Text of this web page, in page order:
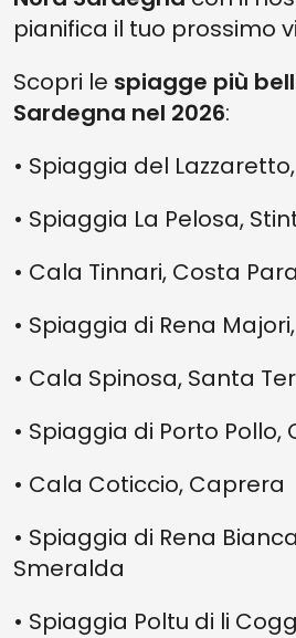
pianifica il tuo prossimo
Scopri le spiagge più
Sardegna nel 2026:
• Spiaggia del
• Spiaggia La Pelosa,
• Cala Tinnari, Costa
• Spiaggia di Rena
• Cala Spinosa, Santa
• Spiaggia di Porto
• Cala Coticcio, Caprera
• Spiaggia di Rena
Smeralda
• Spiaggia Poltu di li